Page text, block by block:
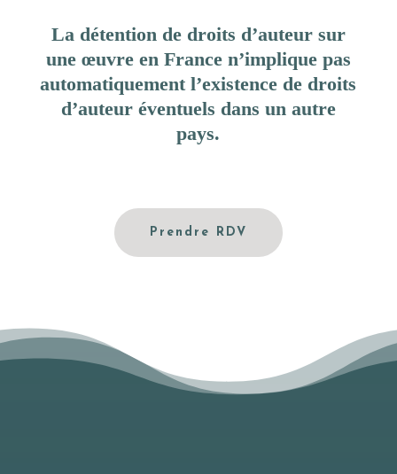
La détention de droits d’auteur sur
une œuvre en France n’implique pas
automatiquement l’existence de droits
d’auteur éventuels dans un autre
pays.
Prendre RDV